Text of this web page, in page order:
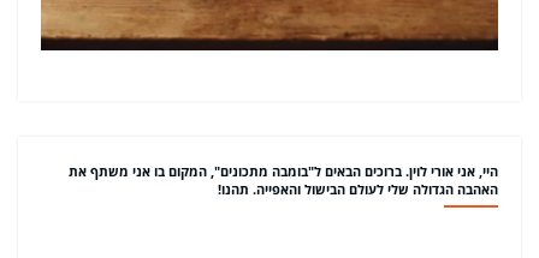
היי, אני אורי לוין. ברוכים הבאים ל"בומבה מתכונים", המקום בו אני משתף את
האהבה הגדולה שלי לעולם הבישול והאפייה. תהנו!